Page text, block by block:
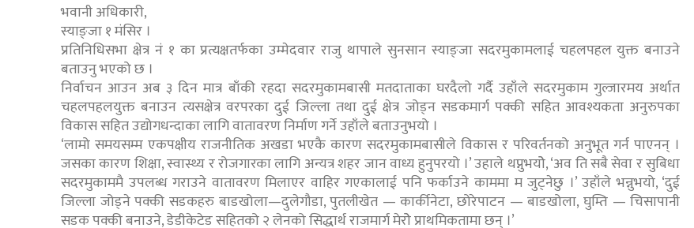
भवानी अधिकारी,
स्याङ्जा १ मंसिर ।
प्रतिनिधिसभा क्षेत्र नं १ का प्रत्यक्षतर्फका उम्मेदवार राजु थापाले सुनसान स्याङ्जा सदरमुकामलाई चहलपहल युक्त बनाउने
बताउनु भएको छ ।
निर्वाचन आउन अब ३ दिन मात्र बाँकी रहदा सदरमुकामबासी मतदाताका घरदैलो गर्दै उहाँले सदरमुकाम गुल्जारमय अर्थात
चहलपहलयुक्त बनाउन त्यसक्षेत्र वरपरका दुई जिल्ला तथा दुई क्षेत्र जोड्न सडकमार्ग पक्की सहित आवश्यकता अनुरुपका
विकास सहित उद्योगधन्दाका लागि वातावरण निर्माण गर्ने उहाँले बताउनुभयो ।
‘लामो समयसम्म एकपक्षीय राजनीतिक अखडा भएकै कारण सदरमुकामबासीले विकास र परिवर्तनको अनुभूत गर्न पाएनन् ।
जसका कारण शिक्षा, स्वास्थ्य र रोजगारका लागि अन्यत्र शहर जान वाध्य हुनुपरयो ।’ उहाले थप्नुभयोे, ‘अव ति सबै सेवा र सुबिधा
सदरमुकाममै उपलब्ध गराउने वातावरण मिलाएर वाहिर गएकालाई पनि फर्काउने काममा म जुट्नेछु ।’ उहाँले भन्नुभयो, ‘दुई
जिल्ला जोड्ने पक्की सडकहरु बाडखोला—दुलेगौडा, पुतलीखेत — कार्कीनेटा, छोरेपाटन — बाडखोला, घुम्ति — चिसापानी
सडक पक्की बनाउने, डेडीकेटेड सहितको २ लेनको सिद्धार्थ राजमार्ग मेरोे प्राथमिकतामा छन् ।’